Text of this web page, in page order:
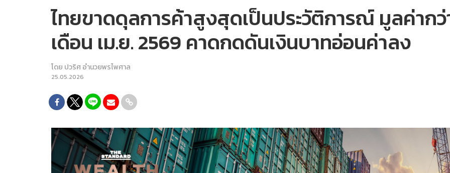
ไทยขาดดุลการค้าสูงสุดเป็นประวัติการณ์ มูลค่ากว่
เดือน เม.ย. 2569 คาดกดดันเงินบาทอ่อนค่าลง
โดย ปวริศ อำนวยพรไพศาล
25.05.2026